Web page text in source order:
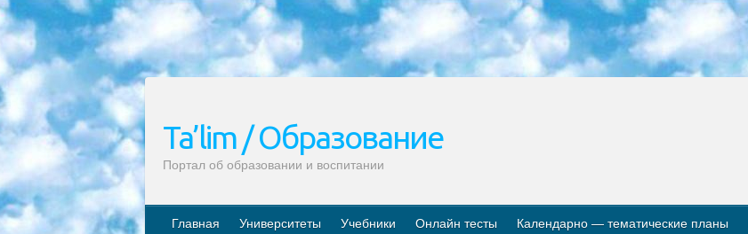
Ta’lim / Образование
Портал об образовании и воспитании
Главная Университеты Учебники Онлайн тесты Календарно — тематические планы